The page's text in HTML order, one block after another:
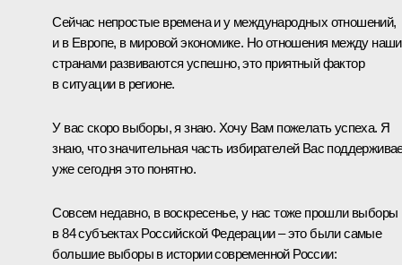
Сейчас непростые времена и у международных отношений,
и в Европе, в мировой экономике. Но отношения между
странами развиваются успешно, это приятный фактор
в ситуации в регионе.
У вас скоро выборы, я знаю. Хочу Вам пожелать успеха. Я
знаю, что значительная часть избирателей Вас
уже сегодня это понятно.
Совсем недавно, в воскресенье, у нас тоже прошли выборы
в 84 субъектах Российской Федерации – это были самые
большие выборы в истории современной России: